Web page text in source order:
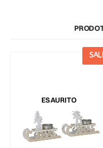
ESAURITO